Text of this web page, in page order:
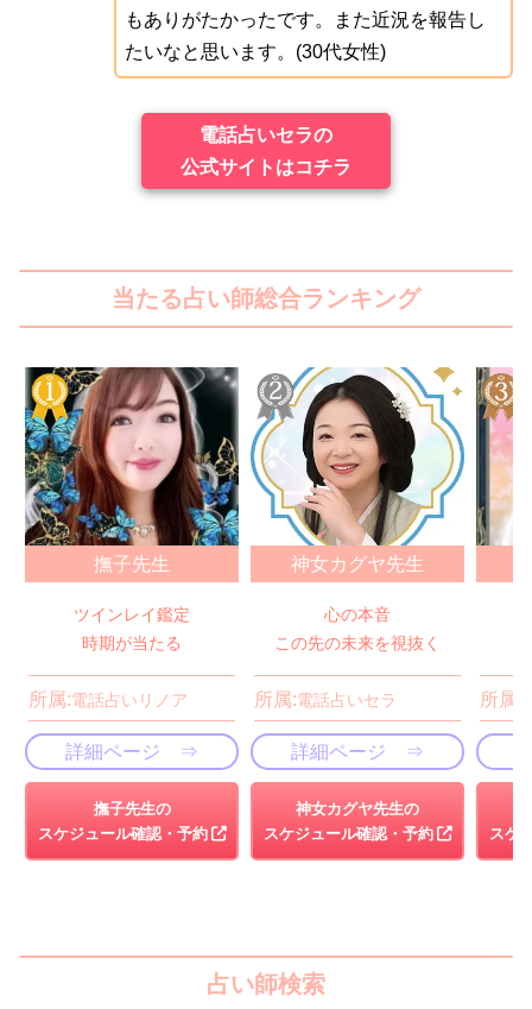
もありがたかったです。また近況を報告し
たいなと思います。(30代女性)
電話占いセラの
公式サイトはコチラ
当たる占い師総合ランキング
撫子先生
ツインレイ鑑定
時期が当たる
所属:電話占いリノア
詳細ページ ⇒
撫子先生の
スケジュール確認・予約
神女カグヤ先生
心の本音
この先の未来を視抜く
所属:電話占いセラ
詳細ページ ⇒
神女カグヤ先生の
スケジュール確認・予約
所属:
スケ
占い師検索